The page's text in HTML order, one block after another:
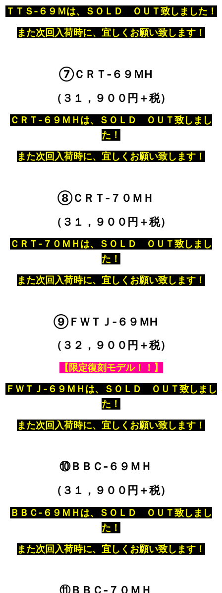
ＴＴＳ‐６９Ｍは、ＳＯＬＤ ＯＵＴ致しました！
また次回入荷時に、宜しくお願い致します！
⑦ＣＲＴ‐６９ＭH
（３１，９００円＋税）
ＣＲＴ‐６９ＭＨは、ＳＯＬＤ ＯＵＴ致しまし
た！
また次回入荷時に、宜しくお願い致します！
⑧ＣＲＴ‐７０ＭＨ
（３１，９００円＋税）
ＣＲＴ‐７０ＭＨは、ＳＯＬＤ ＯＵＴ致しまし
た！
また次回入荷時に、宜しくお願い致します！
⑨ＦＷＴＪ‐６９ＭH
（３２，９００円＋税）
【限定復刻モデル！！】
ＦＷＴＪ‐６９ＭＨは、ＳＯＬＤ ＯＵＴ致しまし
た！
また次回入荷時に、宜しくお願い致します！
⑩ＢＢＣ‐６９ＭＨ
（３１，９００円＋税）
ＢＢＣ‐６９ＭＨは、ＳＯＬＤ ＯＵＴ致しまし
た！
また次回入荷時に、宜しくお願い致します！
⑪ＢＢＣ‐７０ＭＨ